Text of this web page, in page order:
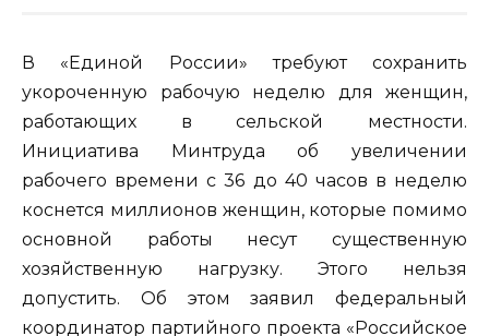
В «Единой России» требуют сохранить
укороченную рабочую неделю для женщин,
работающих в сельской местности.
Инициатива Минтруда об увеличении
рабочего времени с 36 до 40 часов в неделю
коснется миллионов женщин, которые помимо
основной работы несут существенную
хозяйственную нагрузку. Этого нельзя
допустить. Об этом заявил федеральный
координатор партийного проекта «Российское